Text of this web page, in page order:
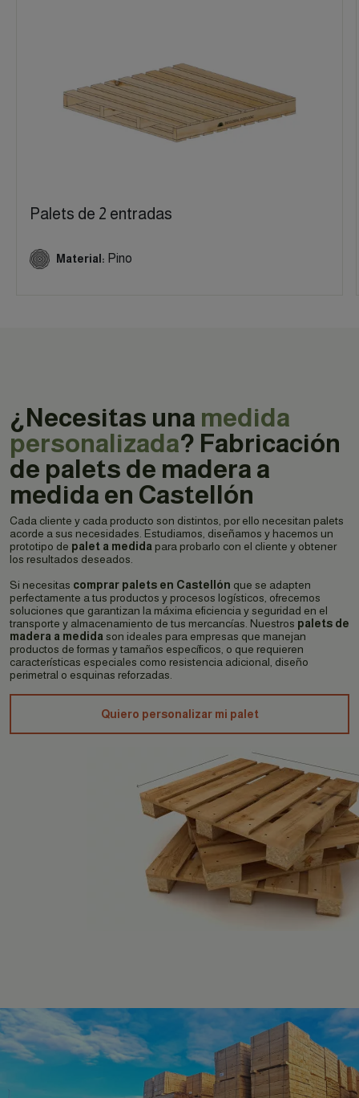
Palets de 2 entradas
Material: Pino
¿Necesitas una medida
personalizada? Fabricación
de palets de madera a
medida en Castellón
Cada cliente y cada producto son distintos, por ello necesitan palets
acorde a sus necesidades. Estudiamos, diseñamos y hacemos un
prototipo de palet a medida para probarlo con el cliente y obtener
los resultados deseados.
Si necesitas comprar palets en Castellón que se adapten
perfectamente a tus productos y procesos logísticos, ofrecemos
soluciones que garantizan la máxima eficiencia y seguridad en el
transporte y almacenamiento de tus mercancías. Nuestros palets de
madera a medidason ideales para empresas que manejan
productos de formas y tamaños específicos, o que requieren
características especiales como resistencia adicional, diseño
perimetral o esquinas reforzadas.
Quiero personalizar mi palet